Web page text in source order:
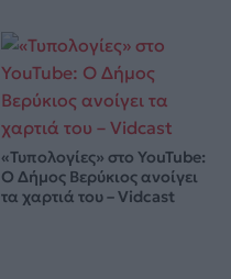
«Τυπολογίες» στο YouTube:
Ο Δήμος Βερύκιος ανοίγει
τα χαρτιά του – Vidcast